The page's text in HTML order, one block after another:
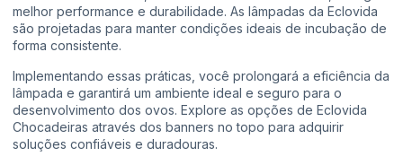
melhor performance e durabilidade. As lâmpadas da Eclovida
são projetadas para manter condições ideais de incubação de
forma consistente.
Implementando essas práticas, você prolongará a eficiência da
lâmpada e garantirá um ambiente ideal e seguro para o
desenvolvimento dos ovos. Explore as opções de Eclovida
Chocadeiras através dos banners no topo para adquirir
soluções confiáveis e duradouras.